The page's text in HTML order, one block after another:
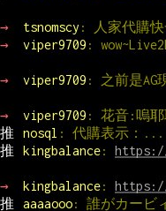
→ tsnomscy : 人家代購
→
viper9709 :
→ viper9709 : 之前是AG
→ viper9709 : 花音:嗚耶
推
nosql : 代購表示：...
推
kingbalance: https://
→ kingbalance: https://
推
aaaaooo: 誰がカービ